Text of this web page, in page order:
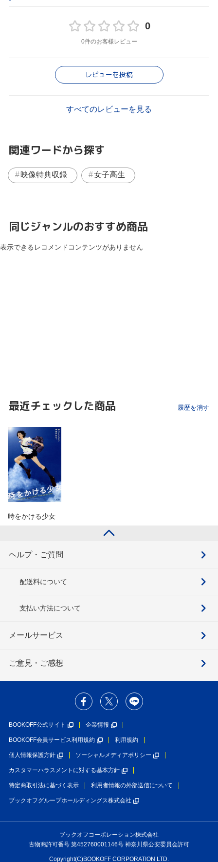
0
0件のお客様レビュー
レビューを投稿
すべてのレビューを見る
関連ワードから探す
映像特典収録 女子高生
同じジャンルのおすすめ商品
表示できるレコメンドコンテンツがありません
最近チェックした商品 履歴を消す
時をかける少女
ヘルプ・ご質問
配送料について
支払い方法について
メールサービス
ご意見・ご感想
BOOKOFF公式サイト 企業情報
BOOKOFF会員サービス利用規約 利用規約
個人情報保護方針 ソーシャルメディアポリシー
カスタマーハラスメントに対する基本方針
特定商取引法に基づく表示 利用者情報の外部送信について
ブックオフグループホールディングス株式会社
ブックオフコーポレーション株式会社
古物商許可番号 第452760001146号 神奈川県公安委員会許可
Copyright(C)BOOKOFF CORPORATION LTD.